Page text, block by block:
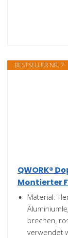
BESTSELLER NR. 7
QWORK®
Montierter
Material:
brechen,
verwendet